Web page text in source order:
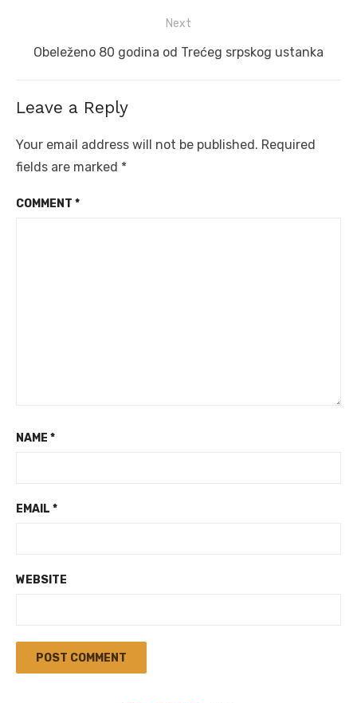
Next
Next
Obeleženo 80 godina od Trećeg srpskog ustanka
Leave a Reply
Your email address will not be published. Required
fields are marked *
COMMENT *
NAME *
EMAIL *
WEBSITE